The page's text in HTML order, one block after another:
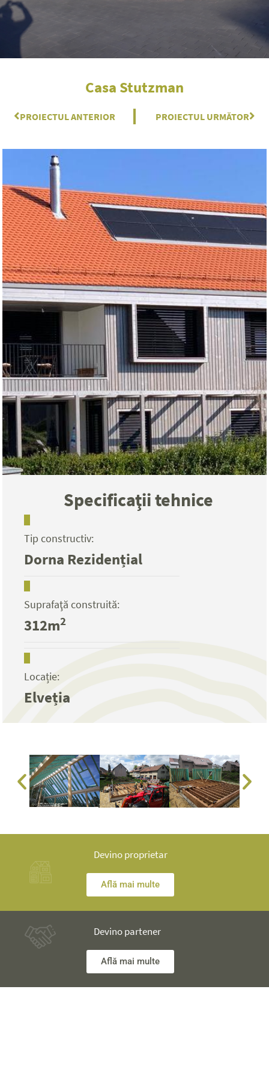
Casa Stutzman
Prev
PROIECTUL ANTERIOR PROIECTUL URMĂTOR
Specificaţii tehnice
Tip constructiv:
Dorna Rezidențial
Suprafaţă construită:
312m2
Locație:
Elveția
Devino proprietar
Află mai multe
Devino partener
Află mai multe